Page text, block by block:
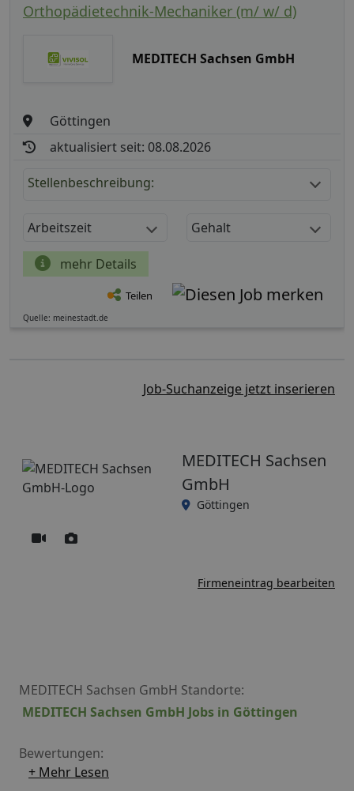
Orthopädietechnik-Mechaniker (m/ w/ d)
MEDITECH Sachsen GmbH
Göttingen
aktualisiert seit: 08.08.2026
Stellenbeschreibung:
Arbeitszeit Gehalt
mehr Details
Teilen
Quelle: meinestadt.de
Job-Suchanzeige jetzt inserieren
MEDITECH Sachsen
GmbH
Göttingen
Firmeneintrag bearbeiten
MEDITECH Sachsen GmbH Standorte:
MEDITECH Sachsen GmbH Jobs in Göttingen
Bewertungen:
+ Mehr Lesen